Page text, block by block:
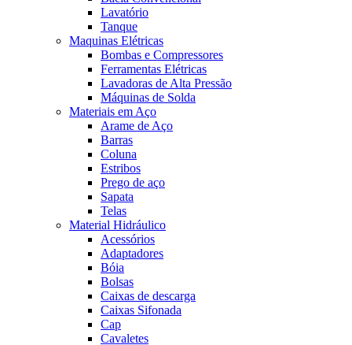
Lavatório
Tanque
Maquinas Elétricas
Bombas e Compressores
Ferramentas Elétricas
Lavadoras de Alta Pressão
Máquinas de Solda
Materiais em Aço
Arame de Aço
Barras
Coluna
Estribos
Prego de aço
Sapata
Telas
Material Hidráulico
Acessórios
Adaptadores
Bóia
Bolsas
Caixas de descarga
Caixas Sifonada
Cap
Cavaletes